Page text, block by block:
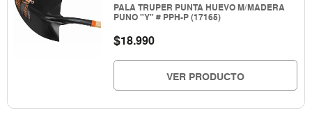
PALA TRUPER PUNTA HUEVO M/MADERA
PUNO "Y" # PPH-P (17165)
$18.990
VER PRODUCTO